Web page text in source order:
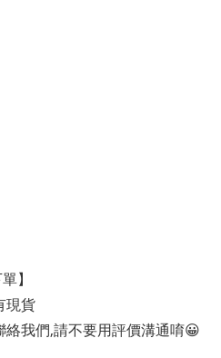
】
現貨
絡我們,請不要用評價溝通唷😀